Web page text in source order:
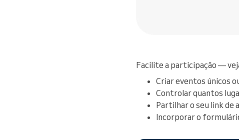
Facilite a participação —
Criar eventos únicos
Controlar quantos
Partilhar o seu link de
Incorporar o